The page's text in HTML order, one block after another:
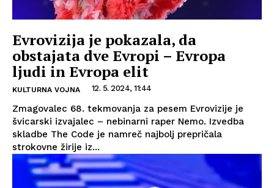
Evrovizija je pokazala, da
obstajata dve Evropi – Evropa
ljudi in Evropa elit
KULTURNA VOJNA 12. 5. 2024, 11:44
Zmagovalec 68. tekmovanja za pesem Evrovizije je
švicarski izvajalec – nebinarni raper Nemo. Izvedba
skladbe The Code je namreč najbolj prepričala
strokovne žirije iz...